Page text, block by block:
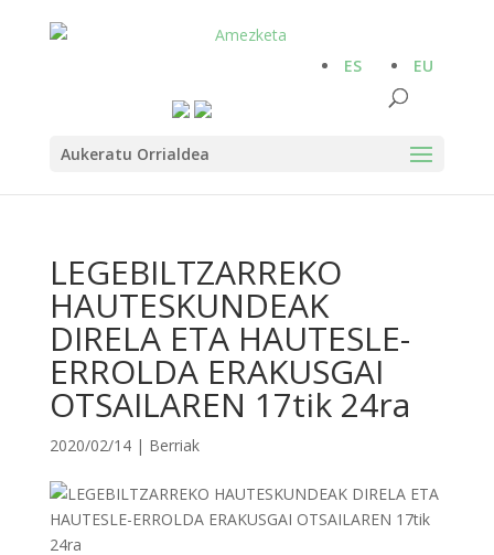
Aukeratu Orrialdea
ES EU
LEGEBILTZARREKO
HAUTESKUNDEAK
DIRELA ETA HAUTESLE-
ERROLDA ERAKUSGAI
OTSAILAREN 17tik 24ra
2020/02/14| Berriak